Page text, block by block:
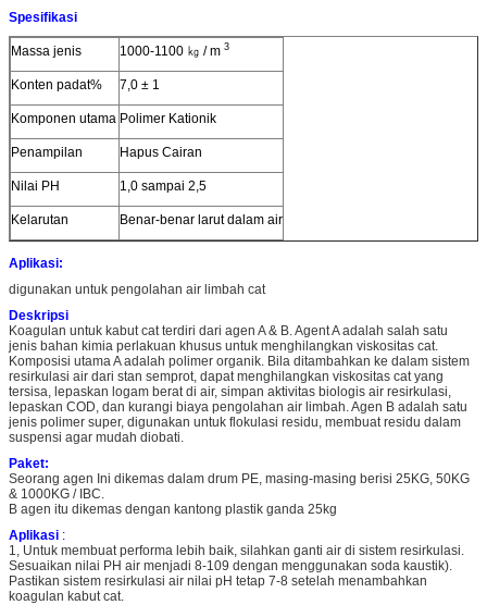
Spesifikasi
Massa jenis 1000-1100 ㎏ / m 3
Konten padat% 7,0 ± 1
Komponen utama Polimer Kationik
Penampilan Hapus Cairan
Nilai PH 1,0 sampai 2,5
Kelarutan Benar-benar larut dalam air
Aplikasi:
digunakan untuk pengolahan air limbah cat
Deskripsi
Koagulan untuk kabut cat terdiri dari agen A & B. Agent A adalah salah satu
jenis bahan kimia perlakuan khusus untuk menghilangkan viskositas cat.
Komposisi utama A adalah polimer organik. Bila ditambahkan ke dalam sistem
resirkulasi air dari stan semprot, dapat menghilangkan viskositas cat yang
tersisa, lepaskan logam berat di air, simpan aktivitas biologis air resirkulasi,
lepaskan COD, dan kurangi biaya pengolahan air limbah. Agen B adalah satu
jenis polimer super, digunakan untuk flokulasi residu, membuat residu dalam
suspensi agar mudah diobati.
Paket:
Seorang agen Ini dikemas dalam drum PE, masing-masing berisi 25KG, 50KG
& 1000KG / IBC.
B agen itu dikemas dengan kantong plastik ganda 25kg
Aplikasi :
1, Untuk membuat performa lebih baik, silahkan ganti air di sistem resirkulasi.
Sesuaikan nilai PH air menjadi 8-109 dengan menggunakan soda kaustik).
Pastikan sistem resirkulasi air nilai pH tetap 7-8 setelah menambahkan
koagulan kabut cat.